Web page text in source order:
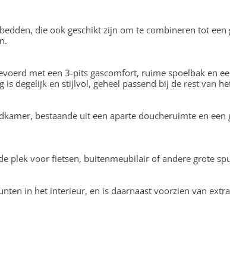
die ook geschikt zijn om te combineren tot
met een 3-pits gascomfort, ruime spoelbak en
degelijk en stijlvol, geheel passend bij de rest van
bestaande uit een aparte doucheruimte en
plek voor fietsen, buitenmeubilair of andere grote
in het interieur, en is daarnaast voorzien van